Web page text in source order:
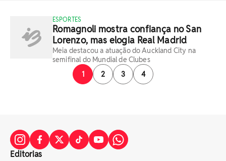
ESPORTES
Romagnoli mostra confiança no San
Lorenzo, mas elogia Real Madrid
Meia destacou a atuação do Auckland City na
semifinal do Mundial de Clubes
1
2 3 4
Editorias